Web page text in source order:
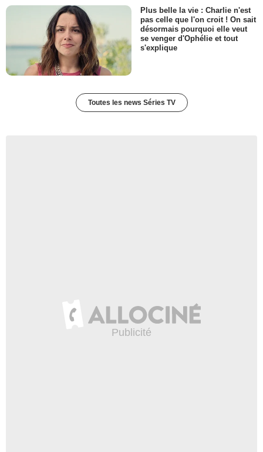
Plus belle la vie : Charlie n'est
pas celle que l'on croit ! On sait
désormais pourquoi elle veut
se venger d'Ophélie et tout
s'explique
Toutes les news Séries TV